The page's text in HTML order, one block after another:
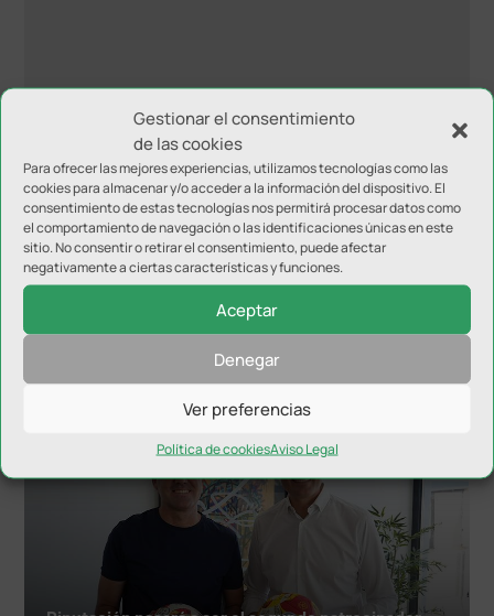
Gestionar el consentimiento
de las cookies
Para ofrecer las mejores experiencias, utilizamos tecnologías como las
cookies para almacenar y/o acceder a la información del dispositivo. El
consentimiento de estas tecnologías nos permitirá procesar datos como
el comportamiento de navegación o las identificaciones únicas en este
sitio. No consentir o retirar el consentimiento, puede afectar
negativamente a ciertas características y funciones.
Aceptar
Denegar
Ver preferencias
Política de cookiesAviso Legal
NOTICIAS RELACIONADAS